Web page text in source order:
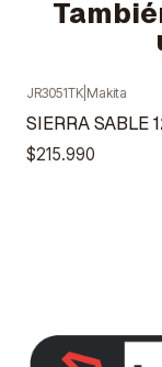
JR3051TK Makita
SIERRA SABLE
$215.990